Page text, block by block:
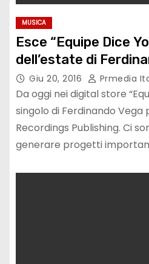
MUSICA
Esce “Equipe Dice
dell’estate di
Giu 20, 2016 Prmedia
Da oggi nei digital store
singolo di Ferdinando
Recordings Publishing. Ci
generare progetti